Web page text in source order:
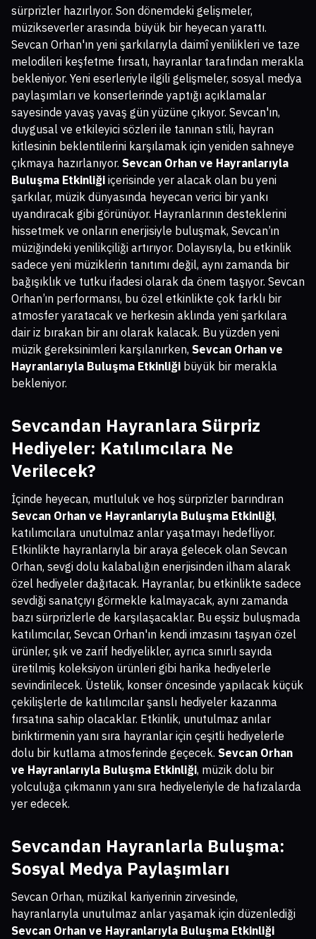
sürprizler hazırlıyor. Son dönemdeki gelişmeler,
müzikseverler arasında büyük bir heyecan yarattı.
Sevcan Orhan'ın yeni şarkılarıyla daimî yenilikleri ve taze
melodileri keşfetme fırsatı, hayranlar tarafından merakla
bekleniyor. Yeni eserleriyle ilgili gelişmeler, sosyal medya
paylaşımları ve konserlerinde yaptığı açıklamalar
sayesinde yavaş yavaş gün yüzüne çıkıyor. Sevcan'ın,
duygusal ve etkileyici sözleri ile tanınan stili, hayran
kitlesinin beklentilerini karşılamak için yeniden sahneye
çıkmaya hazırlanıyor. Sevcan Orhan ve Hayranlarıyla
Buluşma Etkinliği içerisinde yer alacak olan bu yeni
şarkılar, müzik dünyasında heyecan verici bir yankı
uyandıracak gibi görünüyor. Hayranlarının desteklerini
hissetmek ve onların enerjisiyle buluşmak, Sevcan’ın
müziğindeki yenilikçiliği artırıyor. Dolayısıyla, bu etkinlik
sadece yeni müziklerin tanıtımı değil, aynı zamanda bir
bağışıklık ve tutku ifadesi olarak da önem taşıyor. Sevcan
Orhan’ın performansı, bu özel etkinlikte çok farklı bir
atmosfer yaratacak ve herkesin aklında yeni şarkılara
dair iz bırakan bir anı olarak kalacak. Bu yüzden yeni
müzik gereksinimleri karşılanırken, Sevcan Orhan ve
Hayranlarıyla Buluşma Etkinliği büyük bir merakla
bekleniyor.
Sevcandan Hayranlara Sürpriz
Hediyeler: Katılımcılara Ne
Verilecek?
İçinde heyecan, mutluluk ve hoş sürprizler barındıran
Sevcan Orhan ve Hayranlarıyla Buluşma Etkinliği,
katılımcılara unutulmaz anlar yaşatmayı hedefliyor.
Etkinlikte hayranlarıyla bir araya gelecek olan Sevcan
Orhan, sevgi dolu kalabalığın enerjisinden ilham alarak
özel hediyeler dağıtacak. Hayranlar, bu etkinlikte sadece
sevdiği sanatçıyı görmekle kalmayacak, aynı zamanda
bazı sürprizlerle de karşılaşacaklar. Bu eşsiz buluşmada
katılımcılar, Sevcan Orhan'ın kendi imzasını taşıyan özel
ürünler, şık ve zarif hediyelikler, ayrıca sınırlı sayıda
üretilmiş koleksiyon ürünleri gibi harika hediyelerle
sevindirilecek. Üstelik, konser öncesinde yapılacak küçük
çekilişlerle de katılımcılar şanslı hediyeler kazanma
fırsatına sahip olacaklar. Etkinlik, unutulmaz anılar
biriktirmenin yanı sıra hayranlar için çeşitli hediyelerle
dolu bir kutlama atmosferinde geçecek. Sevcan Orhan
ve Hayranlarıyla Buluşma Etkinliği, müzik dolu bir
yolculuğa çıkmanın yanı sıra hediyeleriyle de hafızalarda
yer edecek.
Sevcandan Hayranlarla Buluşma:
Sosyal Medya Paylaşımları
Sevcan Orhan, müzikal kariyerinin zirvesinde,
hayranlarıyla unutulmaz anlar yaşamak için düzenlediği
Sevcan Orhan ve Hayranlarıyla Buluşma Etkinliği